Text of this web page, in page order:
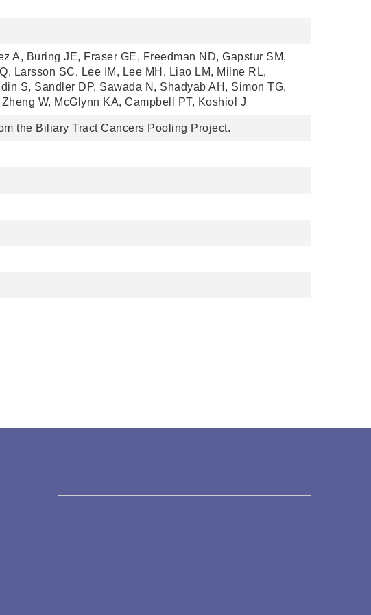
A, Buring JE, Fraser GE, Freedman ND, Gapstur SM,
Larsson SC, Lee IM, Lee MH, Liao LM, Milne RL,
S, Sandler DP, Sawada N, Shadyab AH, Simon TG,
W, McGlynn KA, Campbell PT, Koshiol J
the Biliary Tract Cancers Pooling Project.